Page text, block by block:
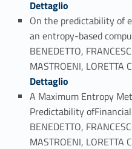
Dettaglio
On the predictability of
an entropy-based
BENEDETTO,
MASTROENI, LORETTA
Dettaglio
A Maximum Entropy
Predictability
BENEDETTO,
MASTROENI, LORETTA